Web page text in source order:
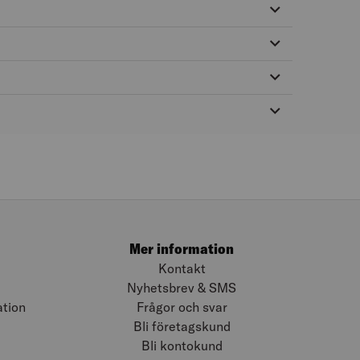
Mer information
Kontakt
Nyhetsbrev & SMS
Frågor och svar
Bli företagskund
Bli kontokund